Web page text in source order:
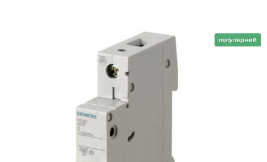
популярний